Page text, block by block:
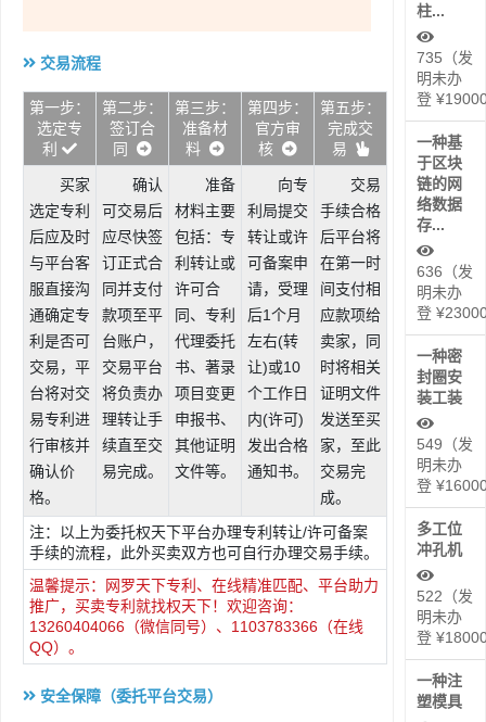
交易流程
第一步：
选定专
利
第二步：
签订合
同
第三步：
准备材
料
第四步：
官方审
核
第五步：
完成交
易
买家
选定专利
后应及时
与平台客
服直接沟
通确定专
利是否可
交易，平
台将对交
易专利进
行审核并
确认价
格。
确认
可交易后
应尽快签
订正式合
同并支付
款项至平
台账户，
交易平台
将负责办
理转让手
续直至交
易完成。
准备
材料主要
包括：专
利转让或
许可合
同、专利
代理委托
书、著录
项目变更
申报书、
其他证明
文件等。
向专
利局提交
转让或许
可备案申
请，受理
后1个月
左右(转
让)或10
个工作日
内(许可)
发出合格
通知书。
交易
手续合格
后平台将
在第一时
间支付相
应款项给
卖家，同
时将相关
证明文件
发送至买
家，至此
交易完
成。
注：以上为委托权天下平台办理专利转让/许可备案
手续的流程，此外买卖双方也可自行办理交易手续。
温馨提示：网罗天下专利、在线精准匹配、平台助力
推广，买卖专利就找权天下！欢迎咨询：
13260404066（微信同号）、1103783366（在线
QQ）。
安全保障（委托平台交易）
柱...
735（发
明未办
登
一种基
于区块
链的网
络数据
存...
636（发
明未办
登
一种密
封圈安
装工装
549（发
明未办
登
多工位
冲孔机
522（发
明未办
登
一种注
塑模具